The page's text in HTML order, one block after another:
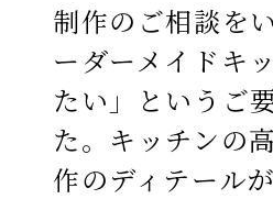
制作のご相談を
ーダーメイドキ
たい」というご
た。キッチンの
作のディテール